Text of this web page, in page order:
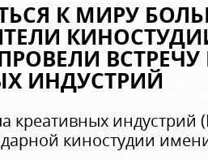
К МИРУ
ИНДУСТРИЙ
креативных
киностудии